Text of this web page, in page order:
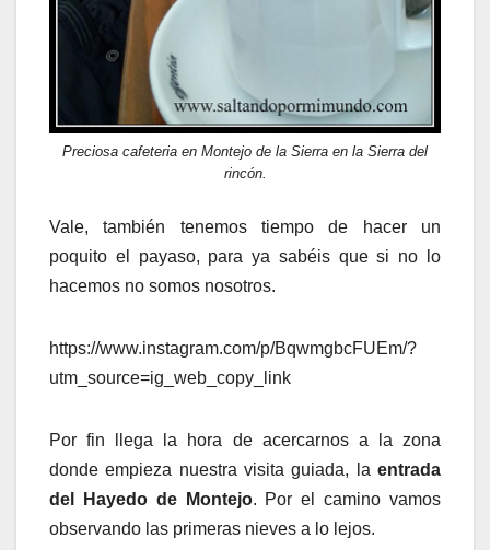
Preciosa cafeteria en Montejo de la Sierra en la Sierra del
rincón.
Vale, también tenemos tiempo de hacer un
poquito el payaso, para ya sabéis que si no lo
hacemos no somos nosotros.
https://www.instagram.com/p/BqwmgbcFUEm/?
utm_source=ig_web_copy_link
Por fin llega la hora de acercarnos a la zona
donde empieza nuestra visita guiada, la entrada
del Hayedo de Montejo. Por el camino vamos
observando las primeras nieves a lo lejos.